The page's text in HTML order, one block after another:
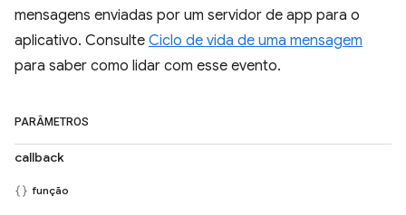
mensagens enviadas por um servidor de app para o
aplicativo. Consulte Ciclo de vida de uma mensagem
para saber como lidar com esse evento.
PARÂMETROS
callback
função